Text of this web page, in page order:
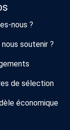
nous ?
soutenir ?
de sélection
économique